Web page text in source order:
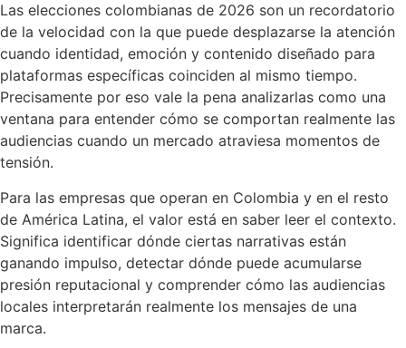
Las elecciones colombianas de 2026 son un recordatorio
de la velocidad con la que puede desplazarse la atención
cuando identidad, emoción y contenido diseñado para
plataformas específicas coinciden al mismo tiempo.
Precisamente por eso vale la pena analizarlas como una
ventana para entender cómo se comportan realmente las
audiencias cuando un mercado atraviesa momentos de
tensión.
Para las empresas que operan en Colombia y en el resto
de América Latina, el valor está en saber leer el contexto.
Significa identificar dónde ciertas narrativas están
ganando impulso, detectar dónde puede acumularse
presión reputacional y comprender cómo las audiencias
locales interpretarán realmente los mensajes de una
marca.